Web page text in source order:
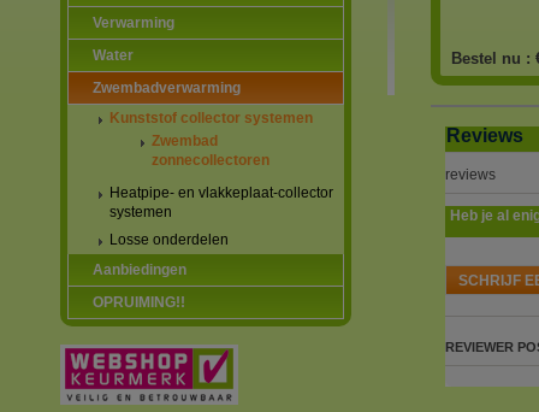
Verwarming
Water
Zwembadverwarming
Kunststof collector systemen
Zwembad
zonnecollectoren
Heatpipe- en vlakkeplaat-collector
systemen
Losse onderdelen
Aanbiedingen
OPRUIMING!!
Bestel nu :
Reviews
reviews
Heb je al
SCHRIJF
REVIEWER